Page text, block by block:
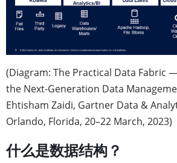
(Diagram: The Practical Data Fabric
the Next-Generation Data
Ehtisham Zaidi, Gartner Data &
Orlando, Florida, 20–22 March, 2023)
什么是数据结构？